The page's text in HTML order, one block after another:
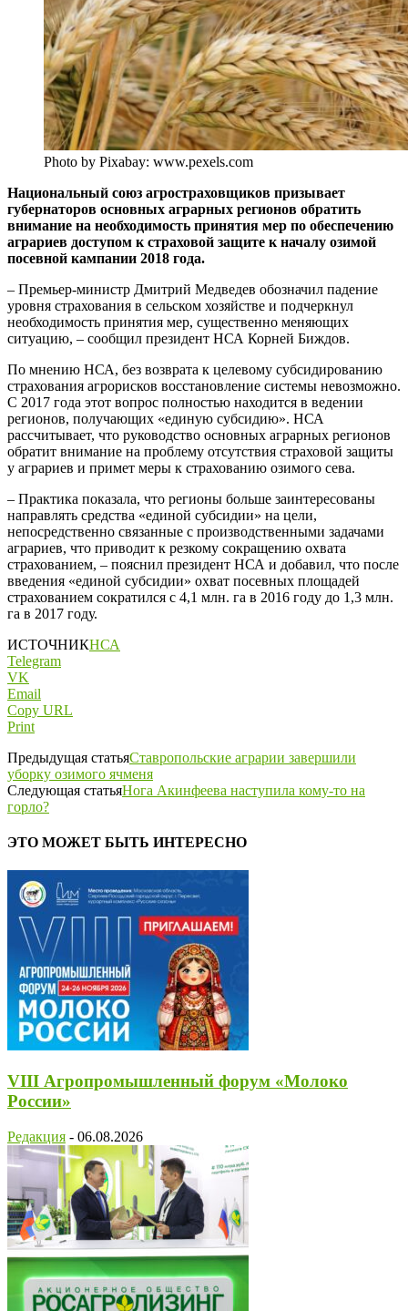
Photo by Pixabay: www.pexels.com
Национальный союз агростраховщиков призывает
губернаторов основных аграрных регионов обратить
внимание на необходимость принятия мер по обеспечению
аграриев доступом к страховой защите к началу озимой
посевной кампании 2018 года.
– Премьер-министр Дмитрий Медведев обозначил падение
уровня страхования в сельском хозяйстве и подчеркнул
необходимость принятия мер, существенно меняющих
ситуацию, – сообщил президент НСА Корней Биждов.
По мнению НСА, без возврата к целевому субсидированию
страхования агрорисков восстановление системы невозможно.
С 2017 года этот вопрос полностью находится в ведении
регионов, получающих «единую субсидию». НСА
рассчитывает, что руководство основных аграрных регионов
обратит внимание на проблему отсутствия страховой защиты
у аграриев и примет меры к страхованию озимого сева.
– Практика показала, что регионы больше заинтересованы
направлять средства «единой субсидии» на цели,
непосредственно связанные с производственными задачами
аграриев, что приводит к резкому сокращению охвата
страхованием, – пояснил президент НСА и добавил, что после
введения «единой субсидии» охват посевных площадей
страхованием сократился с 4,1 млн. га в 2016 году до 1,3 млн.
га в 2017 году.
ИСТОЧНИКНСА
Telegram
VK
Email
Copy URL
Print
Предыдущая статьяСтавропольские аграрии завершили
уборку озимого ячменя
Следующая статьяНога Акинфеева наступила кому-то на
горло?
ЭТО МОЖЕТ БЫТЬ ИНТЕРЕСНО
VIII Агропромышленный форум «Молоко
России»
Редакция - 06.08.2026